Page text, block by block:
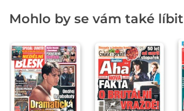
Mohlo by se vám také líbit